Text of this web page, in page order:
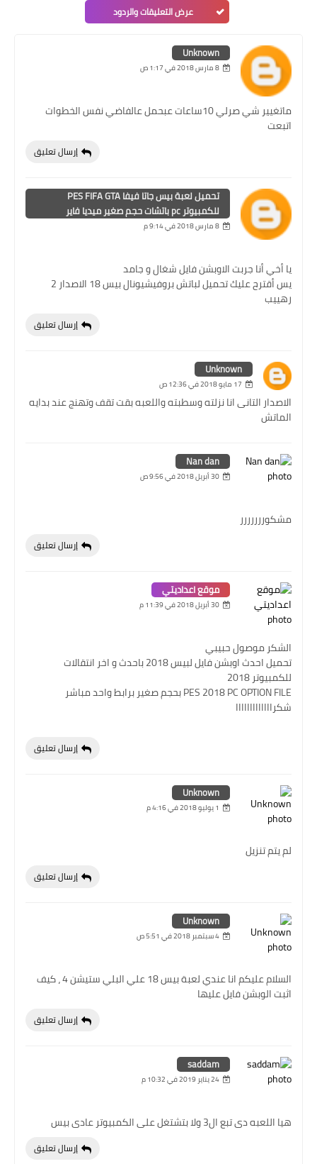
عرض التعليقات والردود
Unknown
8 مارس 2018 في 1:17 ص
ماتغيير شي صرلي 10ساعات عبحمل عالفاضي نفس الخطوات
اتبعت
إرسال تعليق
تحميل لعبة بيس جاتا فيفا PES FIFA GTA
للكمبيوتر pc باتشات حجم صغير ميديا فاير
8 مارس 2018 في 9:14 م
يا أخي أنا جربت الاوبشن فايل شغال و جامد
يس أقترح عليك تحميل لباتش بروفيشيونال بيس 18 الاصدار 2
رهييب
إرسال تعليق
Unknown
17 مايو 2018 في 12:36 ص
الاصدار التانى انا نزلته وسطبته واللعبه بقت تقف وتهنج عند بدايه
الماتش
Nan dan
30 أبريل 2018 في 9:56 ص
مشكوررررررر
إرسال تعليق
موقع اعداديتي
30 أبريل 2018 في 11:39 م
الشكر موصول حبيبي
تحميل احدث اوبشن فايل لبيس 2018 باحدث و اخر انتقالات
للكمبيوتر 2018
PES 2018 PC OPTION FILE بحجم صغير برابط واحد مباشر
شكرااااااااااااا
إرسال تعليق
Unknown
1 يوليو 2018 في 4:16 م
لم يتم تنزيل
إرسال تعليق
Unknown
4 سبتمبر 2018 في 5:51 ص
السلام عليكم انا عندي لعبة بيس 18 علي البلي ستيشن 4 ، كيف
اثبت الوبشن فايل عليها
إرسال تعليق
saddam
24 يناير 2019 في 10:32 م
هيا اللعبه دى تبع ال3 ولا بتشتغل على الكمبيوتر عادى بيس
إرسال تعليق